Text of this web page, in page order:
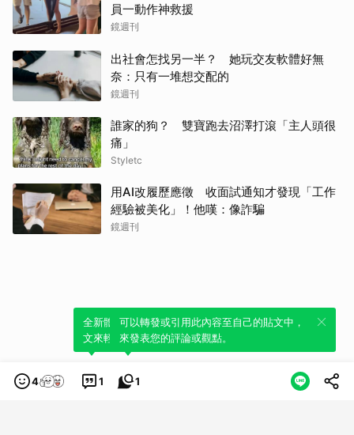
員一動作神救援
鏡週刊
出社會怎找另一半？ 她玩交友軟體好無
奈：只有一堆想交配的
鏡週刊
誰家的狗？ 雙寶跑去沼澤打滾「主人頭很
痛」
Styletc
用AI改履歷應徵 收面試通知才發現「工作
經驗被美化」！他嘆：像詐騙
鏡週刊
4 1
全新體驗！一鍵引用此內容，透過發布貼
文來輕鬆表達個人立場。
1
可以轉發或引用此內容至自己的貼文中，
來發表您的評論或觀點。